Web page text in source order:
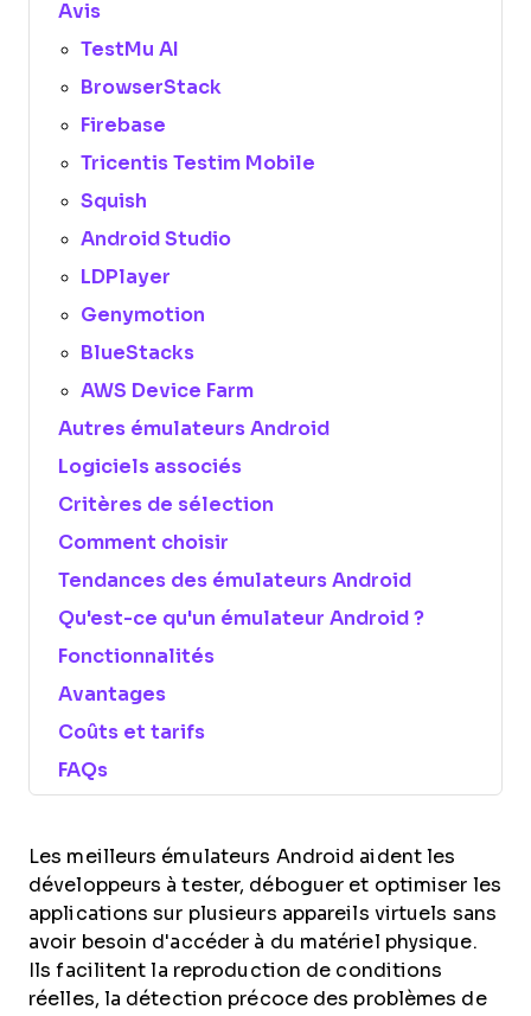
Avis
TestMu AI
BrowserStack
Firebase
Tricentis Testim Mobile
Squish
Android Studio
LDPlayer
Genymotion
BlueStacks
AWS Device Farm
Autres émulateurs Android
Logiciels associés
Critères de sélection
Comment choisir
Tendances des émulateurs Android
Qu'est-ce qu'un émulateur Android ?
Fonctionnalités
Avantages
Coûts et tarifs
FAQs
Les meilleurs émulateurs Android aident les
développeurs à tester, déboguer et optimiser les
applications sur plusieurs appareils virtuels sans
avoir besoin d'accéder à du matériel physique.
Ils facilitent la reproduction de conditions
réelles, la détection précoce des problèmes de